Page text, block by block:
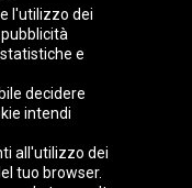
Éire
l'utilizzo dei
e
decidere
intendi
all'utilizzo dei
tuo browser.